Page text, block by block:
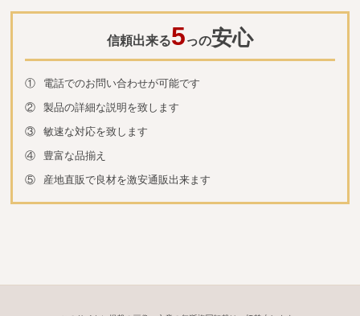
信頼出来る5っの安心
①
電話でのお問い合わせが可能です
②
製品の詳細な説明を致します
③
敏速な対応を致します
④
豊富な品揃え
⑤
産地直販で良材を激安通販出来ます